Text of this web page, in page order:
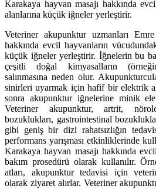
Karakaya hayvan masajı hakkında
alanlarına küçük iğneler yerleştirir.
Veteriner akupunktur uzmanları
hakkında evcil hayvanların
küçük iğneler yerleştirir. İğnelerin bu
çeşitli doğal kimyasalların
salınmasına neden olur.
sinirleri uyarmak için hafif bir elektrik
sonra akupunktur iğnelerine minik
Veteriner akupunktur, artrit,
bozuklukları, gastrointestinal
gibi geniş bir dizi rahatsızlığın
performans yarışması etkinliklerinde
Karakaya hayvan masajı hakkında
bakım prosedürü olarak kullanılır.
atları, akupunktur tedavisi için
olarak ziyaret alırlar. Veteriner